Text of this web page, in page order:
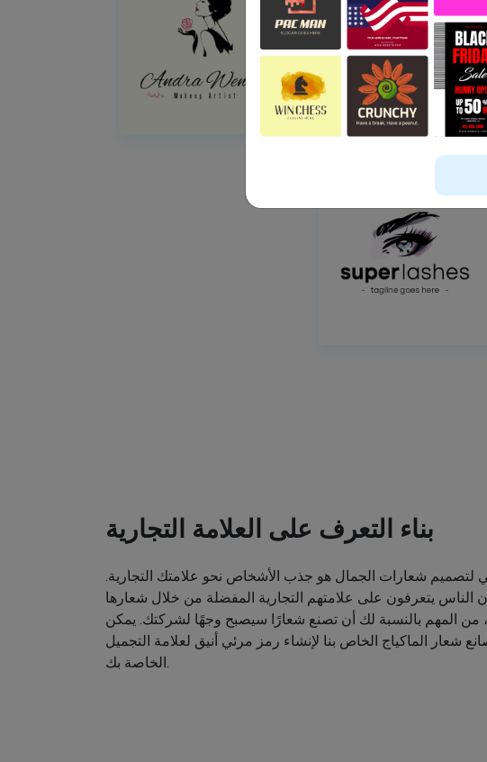
بناء التعرف على العلامة التجارية
لتصميم شعارات الجمال هو جذب الأشخاص نحو علامتك التجارية.
الناس يتعرفون على علامتهم التجارية المفضلة من خلال شعارها
من المهم بالنسبة لك أن تصنع شعارًا سيصبح وجهًا لشركتك. يمكن
شعار الماكياج الخاص بنا لإنشاء رمز مرئي أنيق لعلامة التجميل
الخاصة بك.